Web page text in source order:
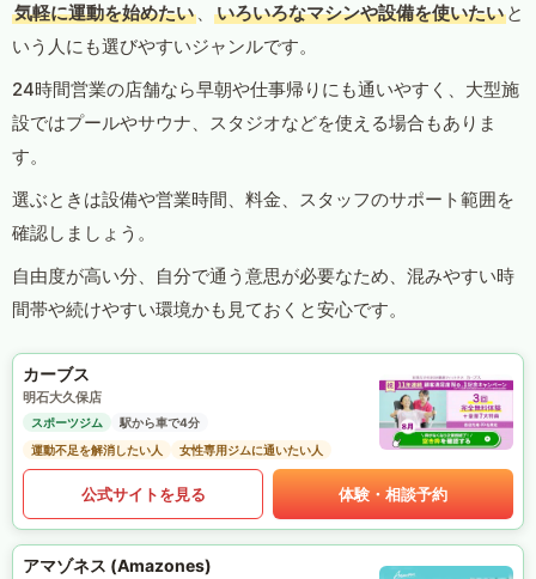
気軽に運動を始めたい 、 いろいろなマシンや設備を使いたい と
いう人にも選びやすいジャンルです。
24時間営業の店舗なら早朝や仕事帰りにも通いやすく、大型施
設ではプールやサウナ、スタジオなどを使える場合もありま
す。
選ぶときは設備や営業時間、料金、スタッフのサポート範囲を
確認しましょう。
自由度が高い分、自分で通う意思が必要なため、混みやすい時
間帯や続けやすい環境かも見ておくと安心です。
カーブス
明石大久保店
スポーツジム
駅から車で4分
運動不足を解消したい人
女性専用ジムに通いたい人
公式サイトを見る 体験・相談予約
アマゾネス (Amazones)